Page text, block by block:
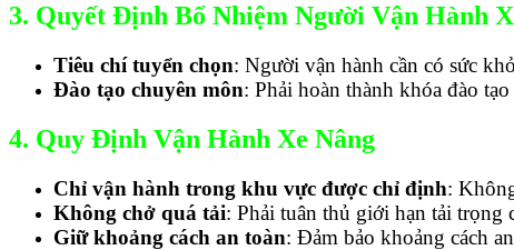
3. Quyết Định Bổ Nhiệm Người Vận Hành
Tiêu chí tuyển chọn: Người vận hành cần có sức
Đào tạo chuyên môn: Phải hoàn thành khóa đào
4. Quy Định Vận Hành Xe Nâng
Chỉ vận hành trong khu vực được chỉ định:
Không chở quá tải: Phải tuân thủ giới hạn tải trọng
Giữ khoảng cách an toàn: Đảm bảo khoảng cách